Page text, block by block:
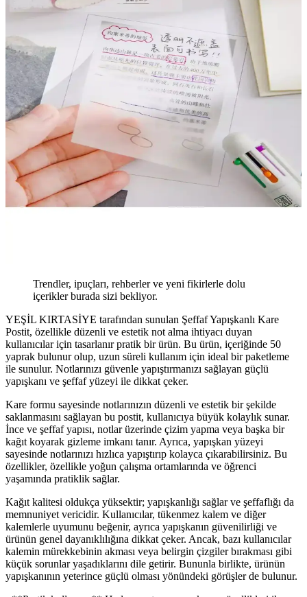
Trendler, ipuçları, rehberler ve yeni fikirlerle dolu
içerikler burada sizi bekliyor.
YEŞİL KIRTASİYE tarafından sunulan Şeffaf Yapışkanlı Kare
Postit, özellikle düzenli ve estetik not alma ihtiyacı duyan
kullanıcılar için tasarlanır pratik bir ürün. Bu ürün, içeriğinde 50
yaprak bulunur olup, uzun süreli kullanım için ideal bir paketleme
ile sunulur. Notlarınızı güvenle yapıştırmanızı sağlayan güçlü
yapışkanı ve şeffaf yüzeyi ile dikkat çeker.
Kare formu sayesinde notlarınızın düzenli ve estetik bir şekilde
saklanmasını sağlayan bu postit, kullanıcıya büyük kolaylık sunar.
İnce ve şeffaf yapısı, notlar üzerinde çizim yapma veya başka bir
kağıt koyarak gizleme imkanı tanır. Ayrıca, yapışkan yüzeyi
sayesinde notlarınızı hızlıca yapıştırıp kolayca çıkarabilirsiniz. Bu
özellikler, özellikle yoğun çalışma ortamlarında ve öğrenci
yaşamında pratiklik sağlar.
Kağıt kalitesi oldukça yüksektir; yapışkanlığı sağlar ve şeffaflığı da
memnuniyet vericidir. Kullanıcılar, tükenmez kalem ve diğer
kalemlerle uyumunu beğenir, ayrıca yapışkanın güvenilirliği ve
ürünün genel dayanıklılığına dikkat çeker. Ancak, bazı kullanıcılar
kalemin mürekkebinin akması veya belirgin çizgiler bırakması gibi
küçük sorunlar yaşadıklarını dile getirir. Bununla birlikte, ürünün
yapışkanının yeterince güçlü olması yönündeki görüşler de bulunur.